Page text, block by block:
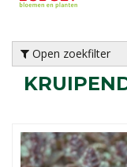
Open zoekfilter